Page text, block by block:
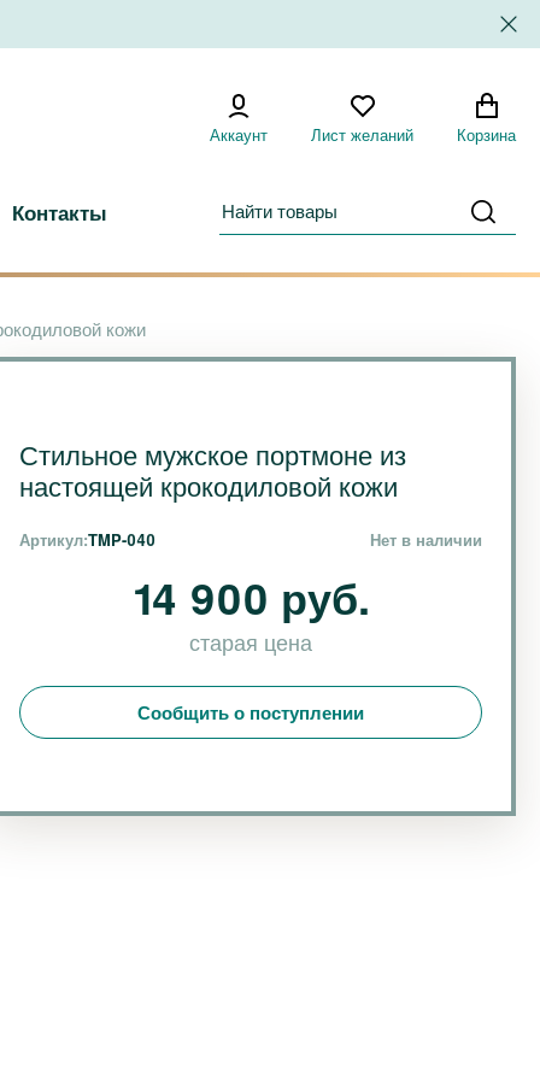
Аккаунт Лист желаний Корзина
Контакты
кожи
Стильное мужское портмоне из
настоящей крокодиловой кожи
Артикул:TMP-040 Нет в наличии
14 900 руб.
старая цена
Сообщить о поступлении